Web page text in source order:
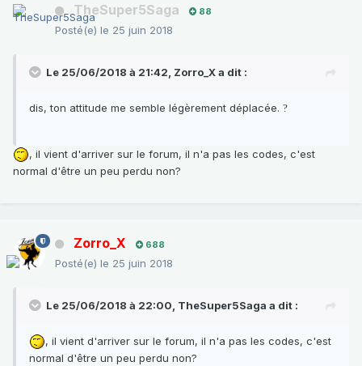
TheSuper5Saga 88
Posté(e) le 25 juin 2018
Le 25/06/2018 à 21:42, Zorro_Xa dit :
dis, ton attitude me semble légèrement déplacée. ?
, il vient d'arriver sur le forum, il n'a pas les codes, c'est
normal d'être un peu perdu non?
Zorro_X 688
Posté(e) le 25 juin 2018
Le 25/06/2018 à 22:00, TheSuper5Saga a dit :
, il vient d'arriver sur le forum, il n'a pas les codes, c'est
normal d'être un peu perdu non?